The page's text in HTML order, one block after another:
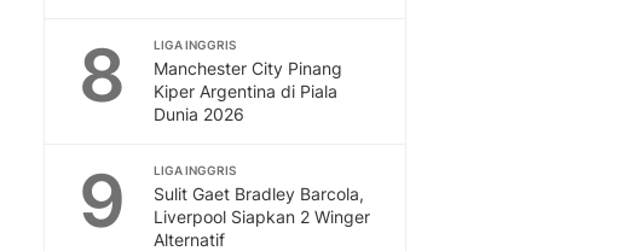
8 LIGA INGGRIS
Manchester City Pinang
Kiper Argentina di Piala
Dunia 2026
9 LIGA INGGRIS
Sulit Gaet Bradley Barcola,
Liverpool Siapkan 2 Winger
Alternatif